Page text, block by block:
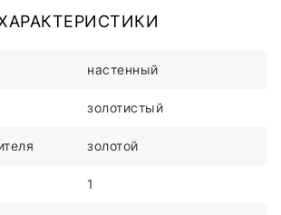
настенный
золотистый
золотой
1